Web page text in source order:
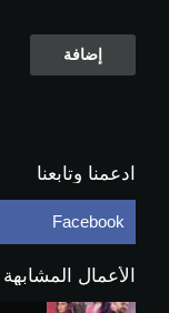
ادعمنا وتابعنا
Facebook
الأعمال المشابهة